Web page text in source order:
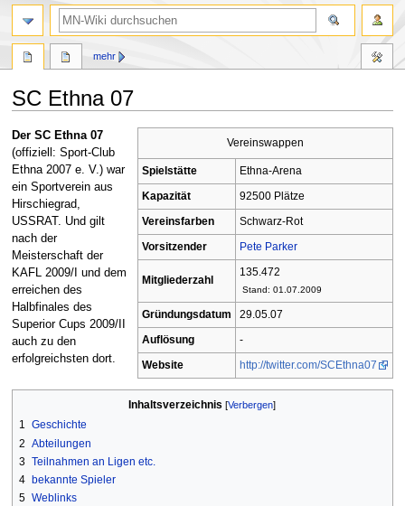
SC Ethna 07
Zur
Navigation
springen
Zur
Suche
springen
Vereinswappen
Spielstätte
Ethna-Arena
Kapazität
92500 Plätze
Vereinsfarben
Schwarz-Rot
Vorsitzender
Pete Parker
Mitgliederzahl
135.472
Stand: 01.07.2009
Gründungsdatum
29.05.07
Auflösung
-
Website
http://twitter.com/SCEthna07
Der SC Ethna 07
(offiziell: Sport-Club
Ethna 2007 e. V.) war
ein Sportverein aus
Hirschiegrad,
USSRAT. Und gilt
nach der
Meisterschaft der
KAFL 2009/I und dem
erreichen des
Halbfinales des
Superior Cups 2009/II
auch zu den
erfolgreichsten dort.
Inhaltsverzeichnis
1 Geschichte
2 Abteilungen
3 Teilnahmen an Ligen etc.
4 bekannte Spieler
5 Weblinks
mehr
Suche